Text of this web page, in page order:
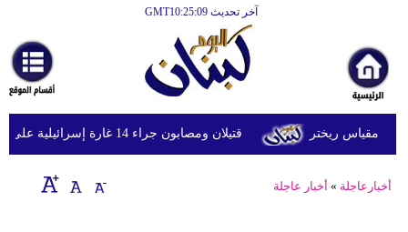
آخر تحديث GMT10:25:09
أخبارعاجلة
رياضة
ثقافة
إقتصاد
قتيلان ومصابون جراء 14 غارة إسرائيلية على شرق وجنوب لبنان
أخبارعاجلة » أخبار عاجلة